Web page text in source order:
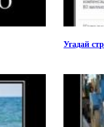
Угадай